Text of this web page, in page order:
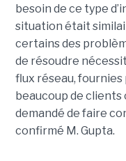
besoin de ce type
situation était
certains des
de résoudre
flux réseau, fournies
beaucoup de clients
demandé de faire
confirmé M. Gupta.